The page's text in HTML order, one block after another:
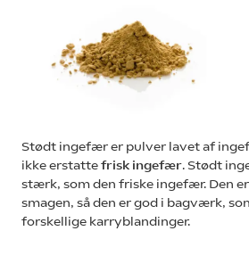
Stødt ingefær er pulver lavet af
ikke erstattefrisk ingefær. Stødt
stærk, som den friske ingefær. Den
smagen, så den er god i bagværk,
forskellige karryblandinger.